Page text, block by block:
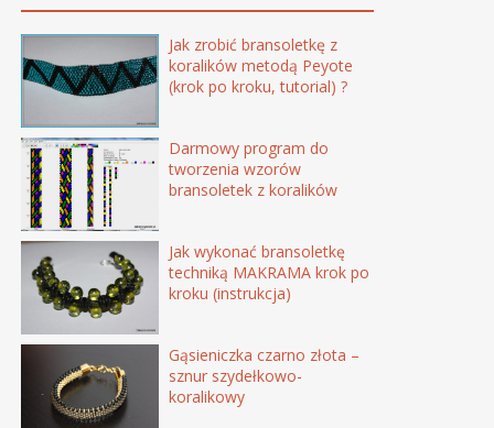
Jak zrobić bransoletkę z
koralików metodą Peyote
(krok po kroku, tutorial) ?
Darmowy program do
tworzenia wzorów
bransoletek z koralików
Jak wykonać bransoletkę
techniką MAKRAMA krok po
kroku (instrukcja)
Gąsieniczka czarno złota –
sznur szydełkowo-
koralikowy